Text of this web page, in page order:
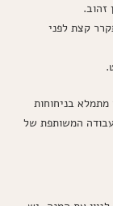
זהוב.
קצת לפני
בניחוחות
המשותפת של